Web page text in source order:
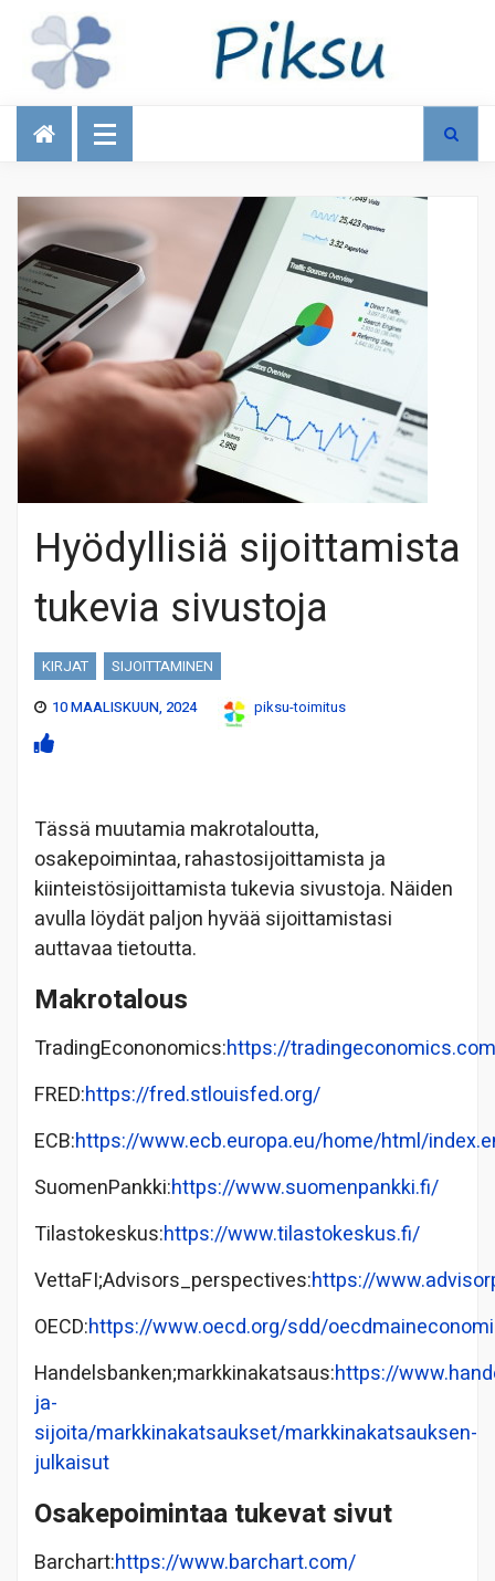
Talous
Hyödyllisiä sijoittamista
tukevia sivustoja
KIRJAT
SIJOITTAMINEN
10 MAALISKUUN, 2024
piksu-toimitus
Tässä muutamia makrotaloutta,
osakepoimintaa, rahastosijoittamista ja
kiinteistösijoittamista tukevia sivustoja. Näiden
avulla löydät paljon hyvää sijoittamistasi
auttavaa tietoutta.
Makrotalous
TradingEcononomics:https://
FRED:https://fred.stlouisfed.org/
ECB:https://www.ecb.europa.eu/home/html/
SuomenPankki:https://www.suomenpankki.fi/
Tilastokeskus:https://www.tilastokeskus.fi/
VettaFI;Advisors_perspectives:https://
OECD:https://www.oecd.org/sdd/
Handelsbanken;markkinakatsaus:https://
ja-
sijoita/markkinakatsaukset/markkinakatsauksen-
julkaisut
Osakepoimintaa tukevat sivut
Barchart:https://www.barchart.com/